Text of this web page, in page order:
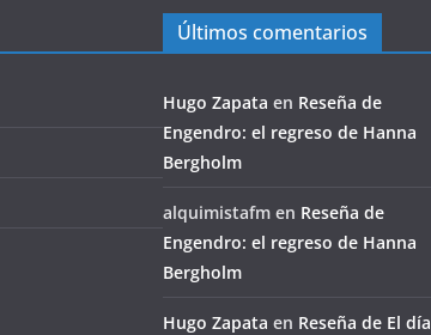
Últimos comentarios
Hugo Zapata en Reseña de
Engendro: el regreso de Hanna
Bergholm
alquimistafm en Reseña de
Engendro: el regreso de Hanna
Bergholm
Hugo Zapata en Reseña de El día